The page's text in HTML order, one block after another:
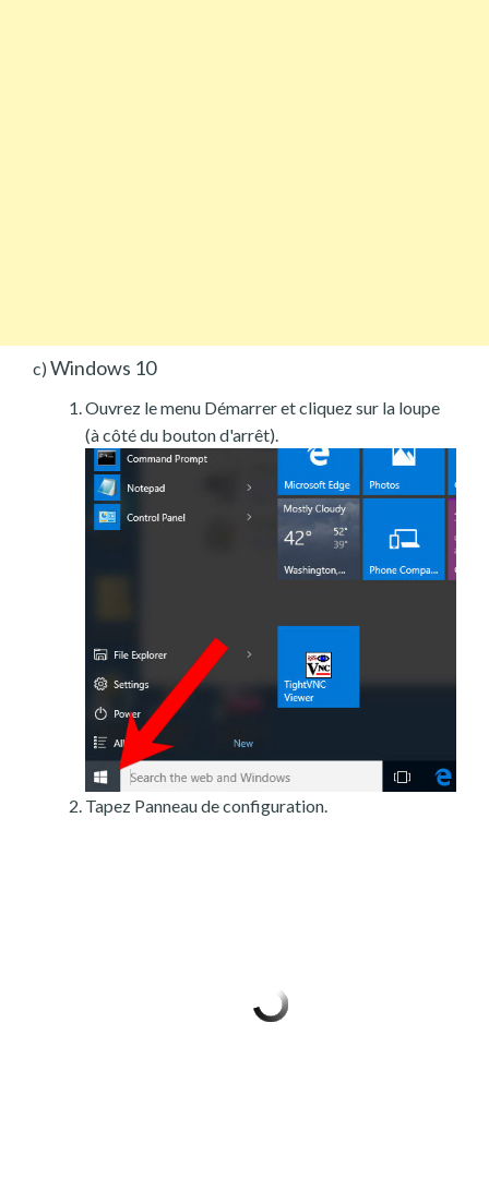
c) Windows 10
Ouvrez le menu Démarrer et cliquez sur la loupe
(à côté du bouton d'arrêt).
Tapez Panneau de configuration.